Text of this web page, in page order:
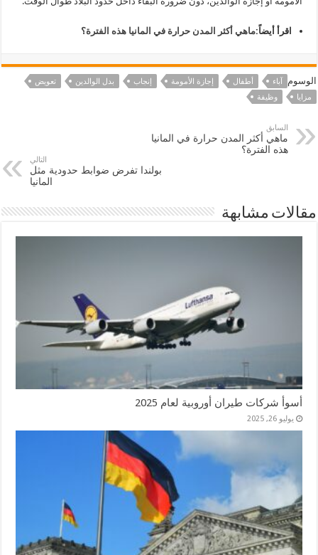
اقرأ أيضاً:ماهي أكثر المدن حرارة في المانيا هذه الفترة؟
الوسوم آباء أطفال إجازة الأمومة إنجاب بدل الوالدين
تعويض
مزايا
وظيفة
السابق
ماهي أكثر المدن حرارة في المانيا
هذه الفترة؟
التالي
بولندا تفرض ضوابط حدودية مثل
المانيا
مقالات مشابهة
أسوأ شركات طيران أوروبية لعام 2025
يوليو 26, 2025